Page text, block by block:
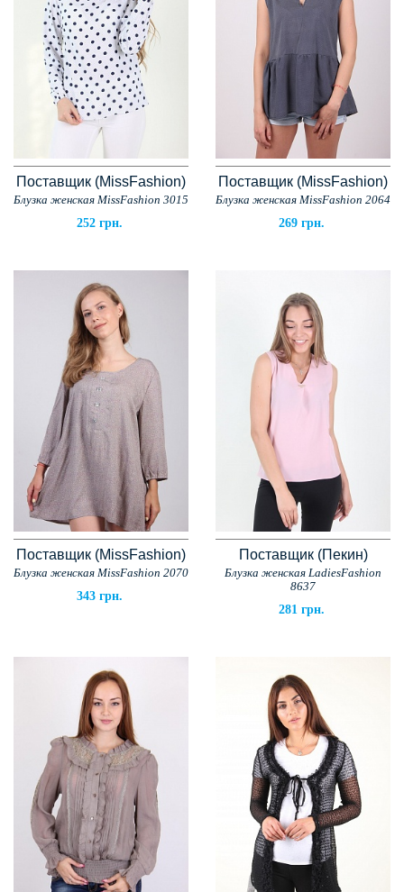
Поставщик (MissFashion)
Блузка женская MissFashion 3015
252 грн.
Поставщик (MissFashion)
Блузка женская MissFashion 2064
269 грн.
Поставщик (MissFashion)
Блузка женская MissFashion 2070
343 грн.
Поставщик (Пекин)
Блузка женская LadiesFashion
8637
281 грн.